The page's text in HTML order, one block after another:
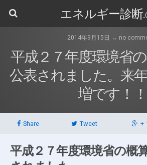
エネルギー診断
2014年9月15日 ↔ no
平成２７年度環境省
公表されました。来
増です！！
Share Tweet +
平成２７年度環境省の概